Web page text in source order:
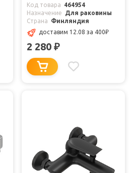
Код товара
464954
Назначение
Для раковины
Страна
Финляндия
доставим 12.08 за 400₽
2 280 ₽